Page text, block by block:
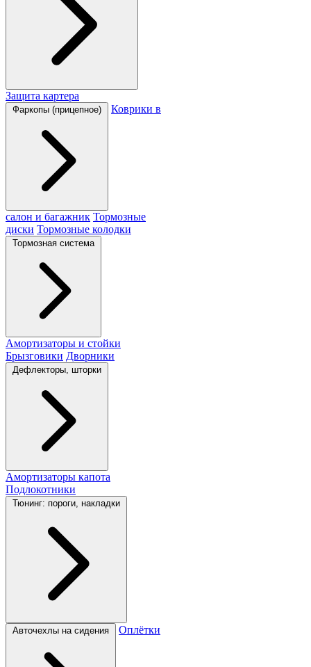
Защита картера
Фаркопы (прицепное) Коврики в
салон и багажник Тормозные
диски Тормозные колодки
Тормозная система
Амортизаторы и стойки
Брызговики Дворники
Дефлекторы, шторки
Амортизаторы капота
Подлокотники
Тюнинг: пороги, накладки
Авточехлы на сидения Оплётки